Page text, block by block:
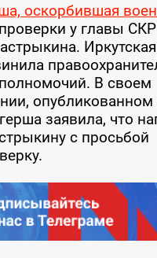
оскорбившая
у главы СКР
Иркутская
В своем
опубликованном
заявила, что
с просьбой